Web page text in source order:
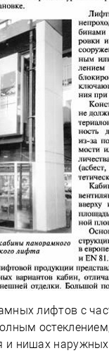
лифтов с
и нишах наружных